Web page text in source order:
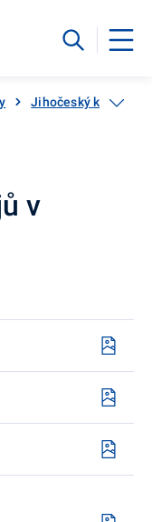
Jihočeský kraj
v